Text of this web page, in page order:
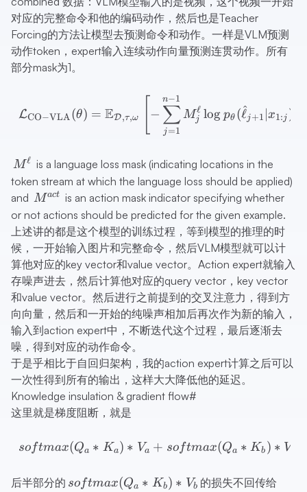
对应的完整命令和他的编码动作，然后也是Teacher
Forcing的方法让模型去预测命令和动作。一样是VLM预测
动作token，expert输入连续动作向量预测连贯动作。所有
部分mask为1。
LCO−VLA(θ) = ED,τ,ω −
j =1
∑
n−1
Mj
ℓ log pθ (ℓ
^j +1 x1:j )
M^\ell
Mℓ is a language loss mask (indicating locations in the
token stream at which the language loss should be applied)
and M^{act}
Mact
is an action mask indicator specifying whether
or not actions should be predicted for the given example.
上述讲的都是这个模型的训练过程，等到模型的推理的时
候，一开始输入图片和完整命令，然后VLM模型就可以计
算他对应的key vector和value vector。Action expert就输入
存噪声进去，然后计算他对应的query vector，key vector
和value vector。然后进行之前提到的交叉注意力，得到方
向向量，然后和一开始的纯噪声相加后再次作为新的输入，
输入到action expert中，不断迭代这个过程，最后逐渐去
噪，得到对应的动作命令。
于是乎相比于自回归架构，我的action expert计算之后可以
一次性得到所有的输出，这样大大降低他的延迟。
Knowledge insulation & gradient flow#
这里就是梯度阻断，就是
softmax(Qa ∗ Ka) ∗ Va + softmax(Qa ∗ Kb ) ∗ V
后半部分的 softmax(Q_a*K_b)*V_b
softmax(Qa ∗ Kb) ∗ Vb 的损失不回传给